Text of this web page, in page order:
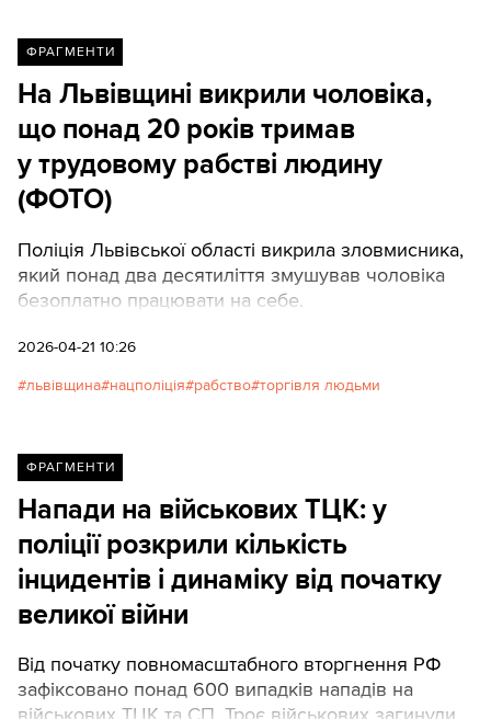
ФРАГМЕНТИ
На Львівщині викрили чоловіка,
що понад 20 років тримав
у трудовому рабстві людину
(ФОТО)
Поліція Львівської області викрила зловмисника,
який понад два десятиліття змушував чоловіка
безоплатно працювати на себе.
2026-04-21 10:26
львівщина нацполіція рабство торгівля людьми
ФРАГМЕНТИ
Напади на військових ТЦК: у
поліції розкрили кількість
інцидентів і динаміку від початку
великої війни
Від початку повномасштабного вторгнення РФ
зафіксовано понад 600 випадків нападів на